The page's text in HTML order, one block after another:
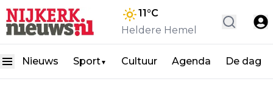
11°C
Heldere Hemel
Nieuws Sport▼ Cultuur Agenda De dag